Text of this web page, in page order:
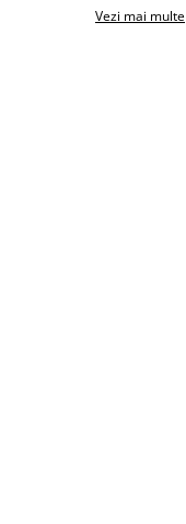
Vezi mai multe